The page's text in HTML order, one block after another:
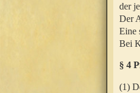
der
Der
Eine
Bei
§ 4
(1)